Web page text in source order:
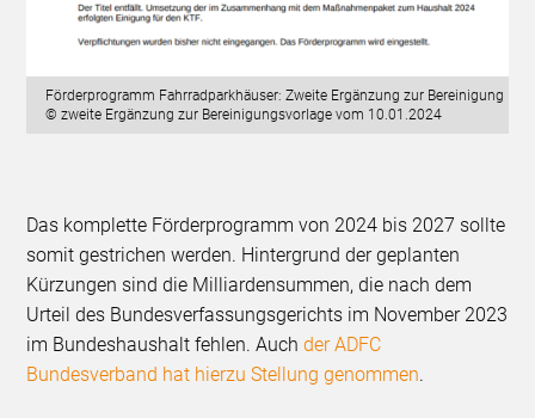
Förderprogramm Fahrradparkhäuser: Zweite Ergänzung zur Bereinigung
© zweite Ergänzung zur Bereinigungsvorlage vom 10.01.2024
Das komplette Förderprogramm von 2024 bis 2027 sollte
somit gestrichen werden. Hintergrund der geplanten
Kürzungen sind die Milliardensummen, die nach dem
Urteil des Bundesverfassungsgerichts im November 2023
im Bundeshaushalt fehlen. Auchder ADFC
Bundesverband hat hierzu Stellung genommen.